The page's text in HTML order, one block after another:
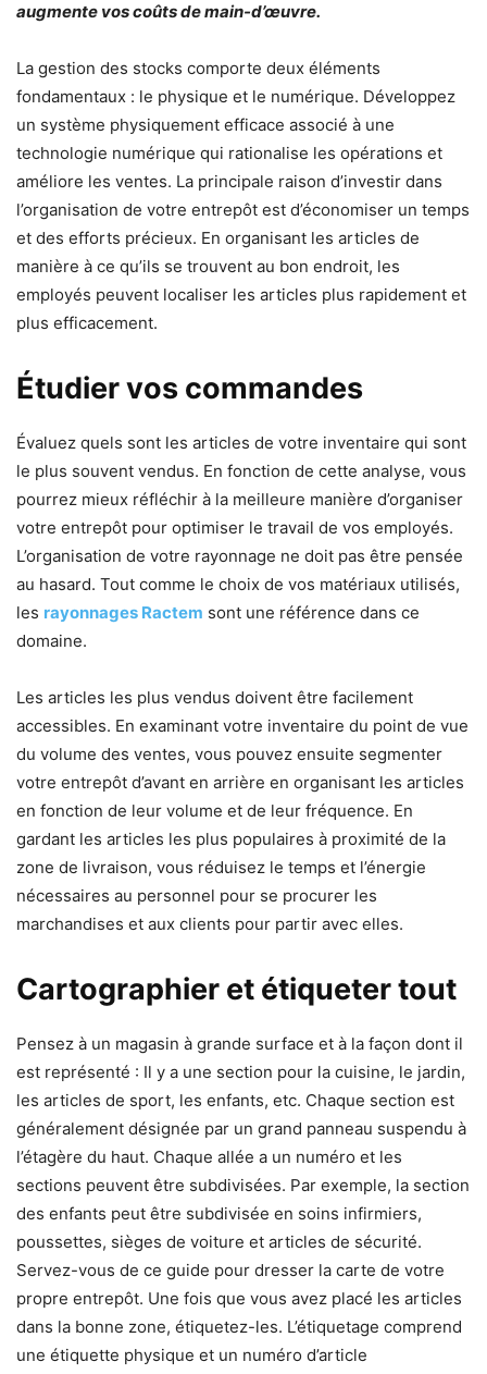
augmente vos coûts de main-d’œuvre.
La gestion des stocks comporte deux éléments
fondamentaux : le physique et le numérique. Développez
un système physiquement efficace associé à une
technologie numérique qui rationalise les opérations et
améliore les ventes. La principale raison d’investir dans
l’organisation de votre entrepôt est d’économiser un temps
et des efforts précieux. En organisant les articles de
manière à ce qu’ils se trouvent au bon endroit, les
employés peuvent localiser les articles plus rapidement et
plus efficacement.
Étudier vos commandes
Évaluez quels sont les articles de votre inventaire qui sont
le plus souvent vendus. En fonction de cette analyse, vous
pourrez mieux réfléchir à la meilleure manière d’organiser
votre entrepôt pour optimiser le travail de vos employés.
L’organisation de votre rayonnage ne doit pas être pensée
au hasard. Tout comme le choix de vos matériaux utilisés,
les rayonnages Ractem sont une référence dans ce
domaine.
Les articles les plus vendus doivent être facilement
accessibles. En examinant votre inventaire du point de vue
du volume des ventes, vous pouvez ensuite segmenter
votre entrepôt d’avant en arrière en organisant les articles
en fonction de leur volume et de leur fréquence. En
gardant les articles les plus populaires à proximité de la
zone de livraison, vous réduisez le temps et l’énergie
nécessaires au personnel pour se procurer les
marchandises et aux clients pour partir avec elles.
Cartographier et étiqueter tout
Pensez à un magasin à grande surface et à la façon dont il
est représenté : Il y a une section pour la cuisine, le jardin,
les articles de sport, les enfants, etc. Chaque section est
généralement désignée par un grand panneau suspendu à
l’étagère du haut. Chaque allée a un numéro et les
sections peuvent être subdivisées. Par exemple, la section
des enfants peut être subdivisée en soins infirmiers,
poussettes, sièges de voiture et articles de sécurité.
Servez-vous de ce guide pour dresser la carte de votre
propre entrepôt. Une fois que vous avez placé les articles
dans la bonne zone, étiquetez-les. L’étiquetage comprend
une étiquette physique et un numéro d’article